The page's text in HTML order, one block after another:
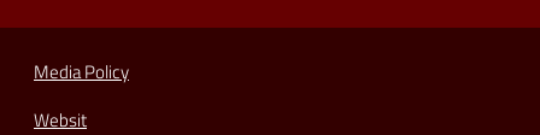
Media Policy
Websit